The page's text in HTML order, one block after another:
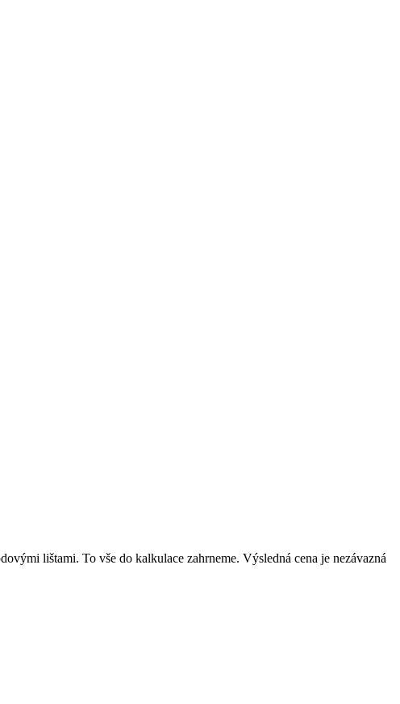
lištami. To vše do kalkulace zahrneme. Výsledná cena je nezávazná